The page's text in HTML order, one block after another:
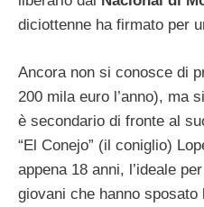
diciottenne ha firmato per
Ancora non si conosce di
200 mila euro l’anno), ma
è secondario di fronte al
“El Conejo” (il coniglio)
appena 18 anni, l’ideale
giovani che hanno sposato